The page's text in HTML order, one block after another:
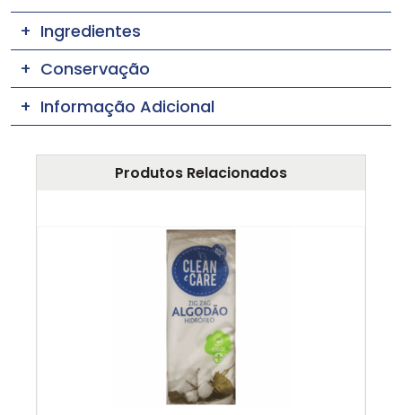
Ingredientes
Conservação
Informação Adicional
Produtos Relacionados